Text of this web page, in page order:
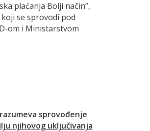
plaćanja Bolji način”,
se sprovodi pod
om i Ministarstvom
sprovođenje
njihovog uključivanja